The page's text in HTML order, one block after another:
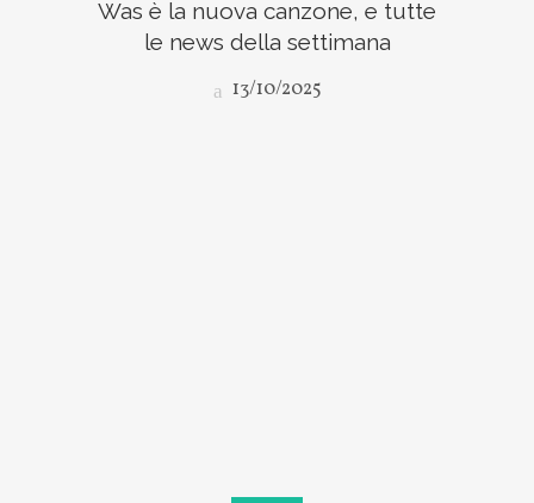
Was è la nuova canzone, e tutte
le news della settimana
13/10/2025